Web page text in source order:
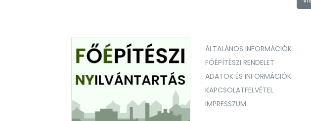
ÁLTALÁNOS INFORMÁCIÓK
FŐÉPÍTÉSZI RENDELET
ADATOK ÉS INFORMÁCIÓK
KAPCSOLATFELVÉTEL
IMPRESSZUM